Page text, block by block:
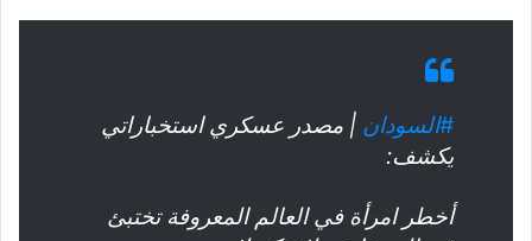
#السودان | مصدر عسكري استخباراتي
يكشف:
أخطر امرأة في العالم المعروفة تختبئ